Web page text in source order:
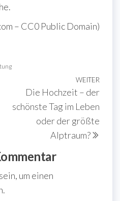
– CC0 Public Domain)
WEITER
Die Hochzeit – der
schönste Tag im Leben
oder der größte
Alptraum?
sein, um einen